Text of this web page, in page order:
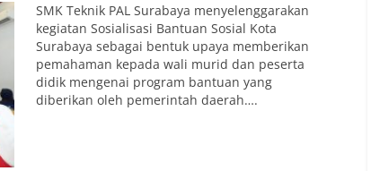
SMK Teknik PAL Surabaya menyelenggarakan
kegiatan Sosialisasi Bantuan Sosial Kota
Surabaya sebagai bentuk upaya memberikan
pemahaman kepada wali murid dan peserta
didik mengenai program bantuan yang
diberikan oleh pemerintah daerah….